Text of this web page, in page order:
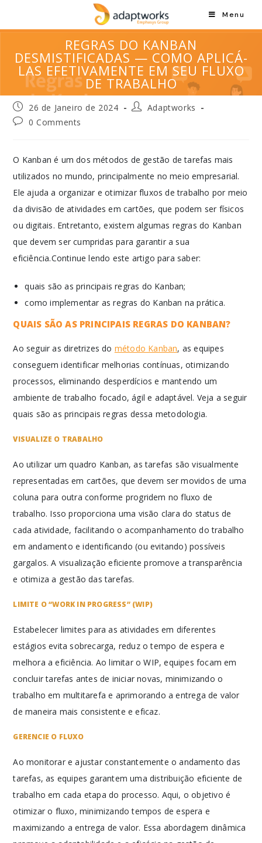
Menu
REGRAS DO KANBAN
DESMISTIFICADAS — COMO APLICÁ-
LAS EFETIVAMENTE EM SEU FLUXO
DE TRABALHO
26 de Janeiro de 2024
Adaptworks
0 Comments
O Kanban é um dos métodos de gestão de tarefas mais
utilizados no mundo, principalmente no meio empresarial.
Ele ajuda a organizar e otimizar fluxos de trabalho por meio
da divisão de atividades em cartões, que podem ser físicos
ou digitais. Entretanto, existem algumas regras do Kanban
que devem ser cumpridas para garantir a sua
eficiência.Continue lendo este artigo para saber:
quais são as principais regras do Kanban;
como implementar as regras do Kanban na prática.
QUAIS SÃO AS PRINCIPAIS REGRAS DO KANBAN?
Ao seguir as diretrizes do método Kanban, as equipes
conseguem identificar melhorias contínuas, otimizando
processos, eliminando desperdícios e mantendo um
ambiente de trabalho focado, ágil e adaptável. Veja a seguir
quais são as principais regras dessa metodologia.
VISUALIZE O TRABALHO
Ao utilizar um quadro Kanban, as tarefas são visualmente
representadas em cartões, que devem ser movidos de uma
coluna para outra conforme progridem no fluxo de
trabalho. Isso proporciona uma visão clara do status de
cada atividade, facilitando o acompanhamento do trabalho
em andamento e identificando (ou evitando) possíveis
gargalos. A visualização eficiente promove a transparência
e otimiza a gestão das tarefas.
LIMITE O “WORK IN PROGRESS” (WIP)
Estabelecer limites para as atividades em diferentes
estágios evita sobrecarga, reduz o tempo de espera e
melhora a eficiência. Ao limitar o WIP, equipes focam em
concluir tarefas antes de iniciar novas, minimizando o
trabalho em multitarefa e aprimorando a entrega de valor
de maneira mais consistente e eficaz.
GERENCIE O FLUXO
Ao monitorar e ajustar constantemente o andamento das
tarefas, as equipes garantem uma distribuição eficiente de
trabalho em cada etapa do processo. Aqui, o objetivo é
otimizar o fluxo, minimizando tempos de espera e
maximizando a entrega de valor. Essa abordagem dinâmica